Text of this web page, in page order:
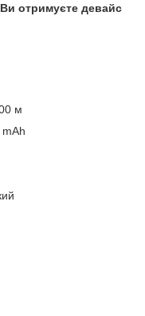
Ви отримуєте девайс
м